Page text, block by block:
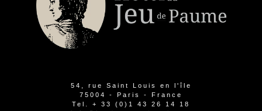
54, rue Saint Louis en l'île
75004 - Paris - France
Tel. + 33 (0)1 43 26 14 18